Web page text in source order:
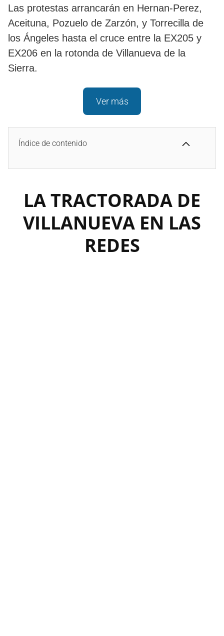
Las protestas arrancarán en Hernan-Perez,
Aceituna, Pozuelo de Zarzón, y Torrecilla de
los Ángeles hasta el cruce entre la EX205 y
EX206 en la rotonda de Villanueva de la
Sierra.
Ver más
Índice de contenido
LA TRACTORADA DE
VILLANUEVA EN LAS
REDES